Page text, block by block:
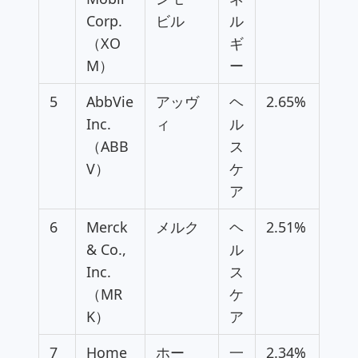
Corp.
（XO
M）
ビル
ル
ギ
ー
5
AbbVie
Inc.
（ABB
V）
アッヴ
ィ
ヘ
ル
ス
ケ
ア
2.65%
6
Merck
& Co.,
Inc.
（MR
K）
メルク
ヘ
ル
ス
ケ
ア
2.51%
7 Home ホー 一 2.34%